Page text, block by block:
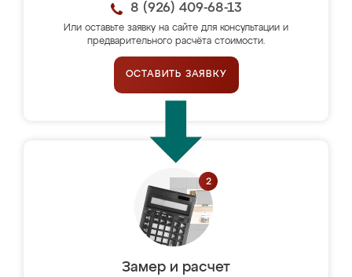
8 (926) 409-68-13
Или оставьте заявку на сайте для консультации и
предварительного расчёта стоимости.
ОСТАВИТЬ ЗАЯВКУ
Замер и расчет